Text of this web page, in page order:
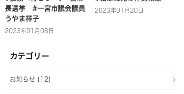
長選挙 #一宮市議会議員
うやま祥子
2023年01月08日
2023年01月20日
カテゴリー
お知らせ (12)